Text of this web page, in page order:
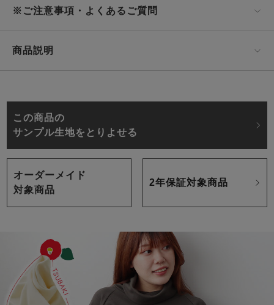
※ご注意事項・よくあるご質問
商品説明
この商品の
サンプル生地をとりよせる
オーダーメイド
対象商品
2年保証対象商品